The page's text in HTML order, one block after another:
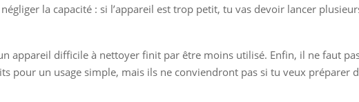
la capacité : si l’appareil est trop petit, tu vas devoir lancer
appareil difficile à nettoyer finit par être moins utilisé. Enfin, il ne faut
pour un usage simple, mais ils ne conviendront pas si tu veux préparer